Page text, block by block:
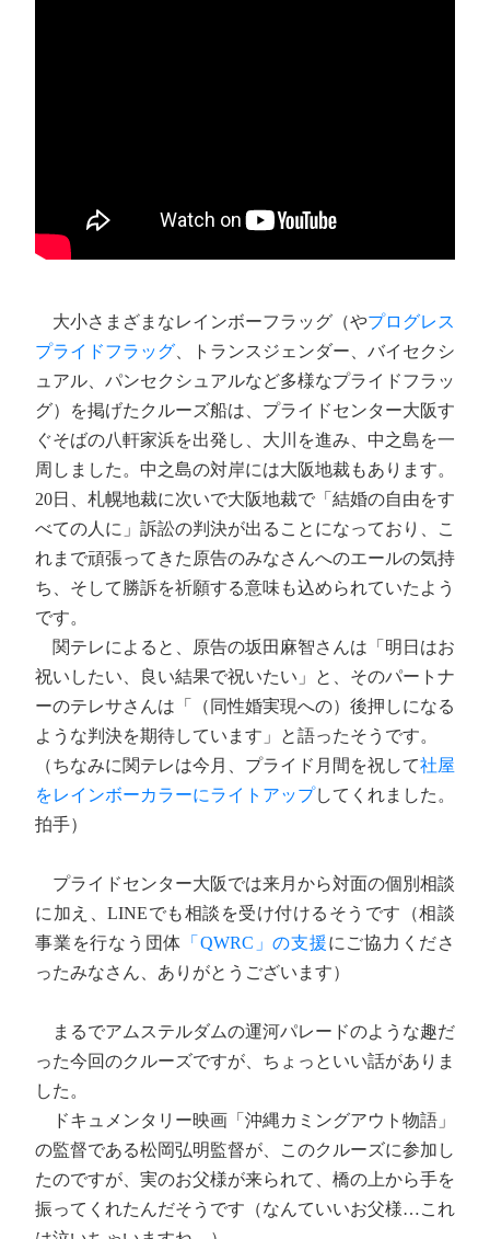
大小さまざまなレインボーフラッグ（やプログレス
プライドフラッグ 、トランスジェンダー、バイセクシ
ュアル、パンセクシュアルなど多様なプライドフラッ
グ）を掲げたクルーズ船は、プライドセンター大阪す
ぐそばの八軒家浜を出発し、大川を進み、中之島を一
周しました。中之島の対岸には大阪地裁もあります。
20日、札幌地裁に次いで大阪地裁で「結婚の自由をす
べての人に」訴訟の判決が出ることになっており、こ
れまで頑張ってきた原告のみなさんへのエールの気持
ち、そして勝訴を祈願する意味も込められていたよう
です。
関テレによると、原告の坂田麻智さんは「明日はお
祝いしたい、良い結果で祝いたい」と、そのパートナ
ーのテレサさんは「（同性婚実現への）後押しになる
ような判決を期待しています」と語ったそうです。
（ちなみに関テレは今月、プライド月間を祝して社屋
をレインボーカラーにライトアップしてくれました。
拍手）
プライドセンター大阪では来月から対面の個別相談
に加え、LINEでも相談を受け付けるそうです（相談
事業を行なう団体 「QWRC」の支援にご協力くださ
ったみなさん、ありがとうございます）
まるでアムステルダムの運河パレードのような趣だ
った今回のクルーズですが、ちょっといい話がありま
した。
ドキュメンタリー映画「沖縄カミングアウト物語」
の監督である松岡弘明監督が、このクルーズに参加し
たのですが、実のお父様が来られて、橋の上から手を
振ってくれたんだそうです（なんていいお父様…これ